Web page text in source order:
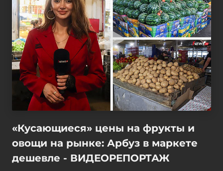
«Кусающиеся» цены на фрукты и
овощи на рынке: Арбуз в маркете
дешевле - ВИДЕОРЕПОРТАЖ